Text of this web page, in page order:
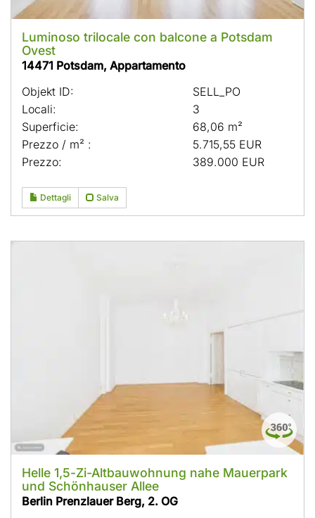
Luminoso trilocale con balcone a Potsdam
Ovest
14471 Potsdam, Appartamento
Objekt ID:
SELL_PO
Locali:
3
Superficie:
68,06 m²
Prezzo / m² :
5.715,55 EUR
Prezzo:
389.000 EUR
Dettagli Salva
Helle 1,5-Zi-Altbauwohnung nahe Mauerpark
und Schönhauser Allee
Berlin Prenzlauer Berg, 2. OG